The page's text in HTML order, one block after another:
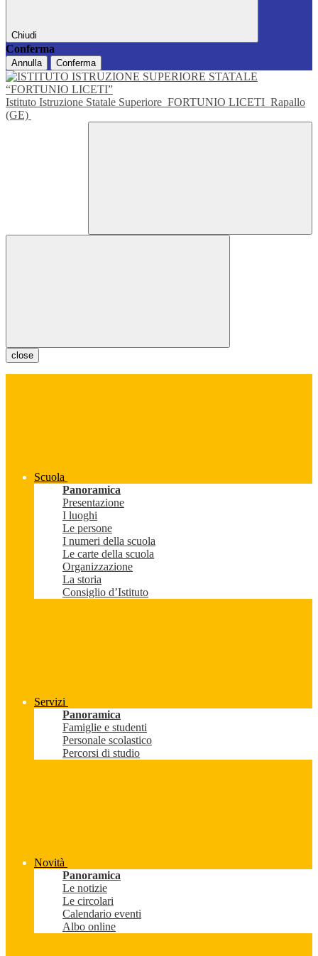
Chiudi
Conferma
Annulla Conferma
Istituto Istruzione Statale Superiore FORTUNIO LICETI Rapallo
(GE)
close
Scuola
Panoramica
Presentazione
I luoghi
Le persone
I numeri della scuola
Le carte della scuola
Organizzazione
La storia
Consiglio d’Istituto
Servizi
Panoramica
Famiglie e studenti
Personale scolastico
Percorsi di studio
Novità
Panoramica
Le notizie
Le circolari
Calendario eventi
Albo online